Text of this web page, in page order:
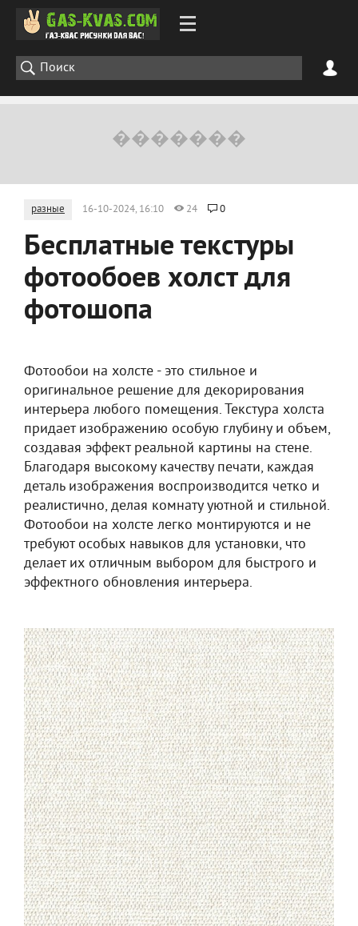
разные 16-10-2024, 16:10 24 0
Бесплатные текстуры
фотообоев холст для
фотошопа
Фотообои на холсте - это стильное и
оригинальное решение для декорирования
интерьера любого помещения. Текстура холста
придает изображению особую глубину и объем,
создавая эффект реальной картины на стене.
Благодаря высокому качеству печати, каждая
деталь изображения воспроизводится четко и
реалистично, делая комнату уютной и стильной.
Фотообои на холсте легко монтируются и не
требуют особых навыков для установки, что
делает их отличным выбором для быстрого и
эффектного обновления интерьера.